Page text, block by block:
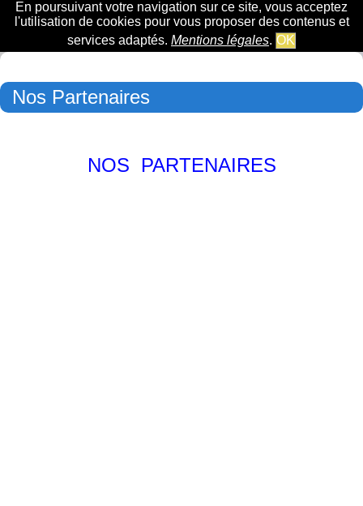
En poursuivant votre navigation sur ce site, vous acceptez
l'utilisation de cookies pour vous proposer des contenus et
services adaptés. Mentions légales. OK
Nos Partenaires
NOS PARTENAIRES